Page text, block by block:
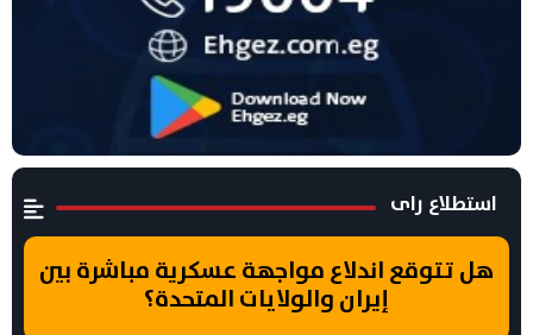
استطلاع راى
هل تتوقع اندلاع مواجهة عسكرية مباشرة بين
إيران والولايات المتحدة؟